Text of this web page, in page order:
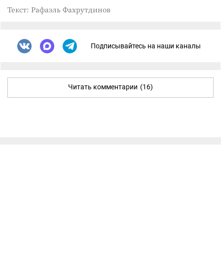
Текст: Рафаэль Фахрутдинов
Подписывайтесь на наши каналы
Читать комментарии (16)